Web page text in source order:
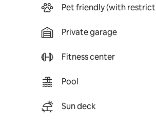
Pet friendly (with
Private garage
Fitness center
Pool
Sun deck